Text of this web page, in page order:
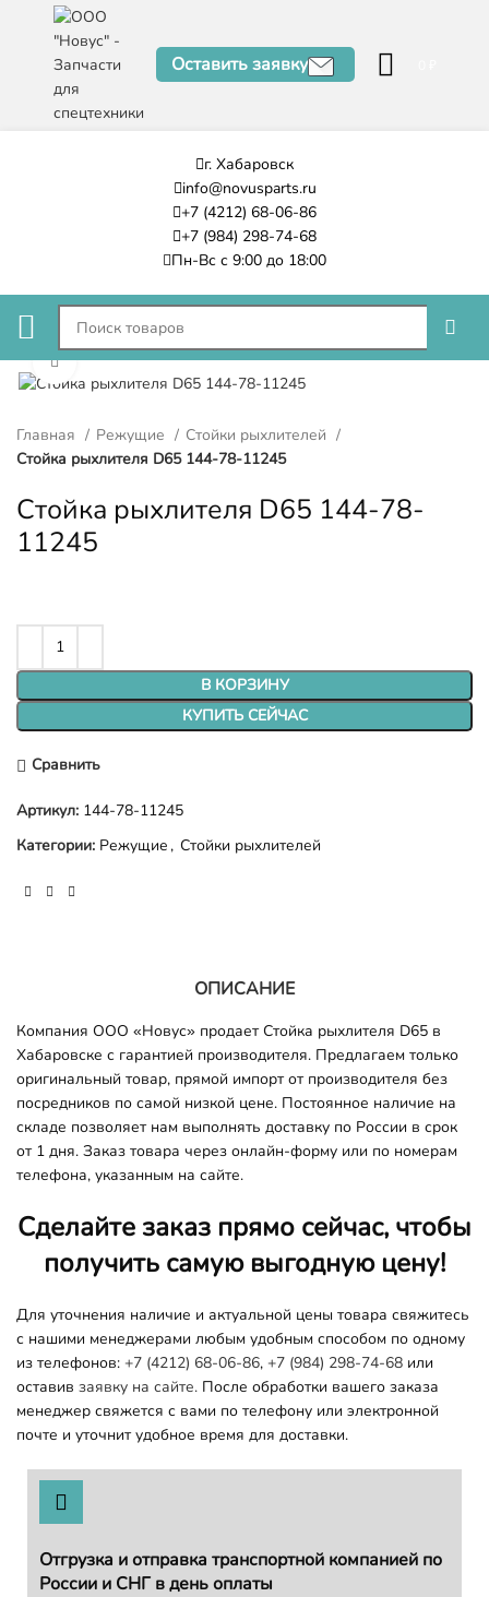
Оставить заявку
г. Хабаровск
info@novusparts.ru
+7 (4212) 68-06-86
+7 (984) 298-74-68
Пн-Вс с 9:00 до 18:00
Нажмите, чтобы увеличить
Главная Режущие
Стойки рыхлителей
Стойка рыхлителя D65 144-78-11245
Стойка рыхлителя D65 144-78-
11245
В КОРЗИНУ
КУПИТЬ СЕЙЧАС
Сравнить
Артикул: 144-78-11245
Категории: Режущие , Стойки рыхлителей
ОПИСАНИЕ
Компания ООО «Новус» продает Стойка рыхлителя D65 в
Хабаровске с гарантией производителя. Предлагаем только
оригинальный товар, прямой импорт от производителя без
посредников по самой низкой цене. Постоянное наличие на
складе позволяет нам выполнять доставку по России в срок
от 1 дня. Заказ товара через онлайн-форму или по номерам
телефона, указанным на сайте.
Сделайте заказ прямо сейчас, чтобы
получить самую выгодную цену!
Для уточнения наличие и актуальной цены товара свяжитесь
с нашими менеджерами любым удобным способом по одному
из телефонов: +7 (4212) 68-06-86, +7 (984) 298-74-68 или
оставив заявку на сайте. После обработки вашего заказа
менеджер свяжется с вами по телефону или электронной
почте и уточнит удобное время для доставки.
Отгрузка и отправка транспортной компанией по
России и СНГ в день оплаты